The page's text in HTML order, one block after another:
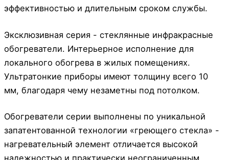
эффективностью и длительным сроком службы.
Эксклюзивная серия - стеклянные инфракрасные
обогреватели. Интерьерное исполнение для
локального обогрева в жилых помещениях.
Ультратонкие приборы имеют толщину всего 10
мм, благодаря чему незаметны под потолком.
Обогреватели серии выполнены по уникальной
запатентованной технологии «греющего стекла» -
нагревательный элемент отличается высокой